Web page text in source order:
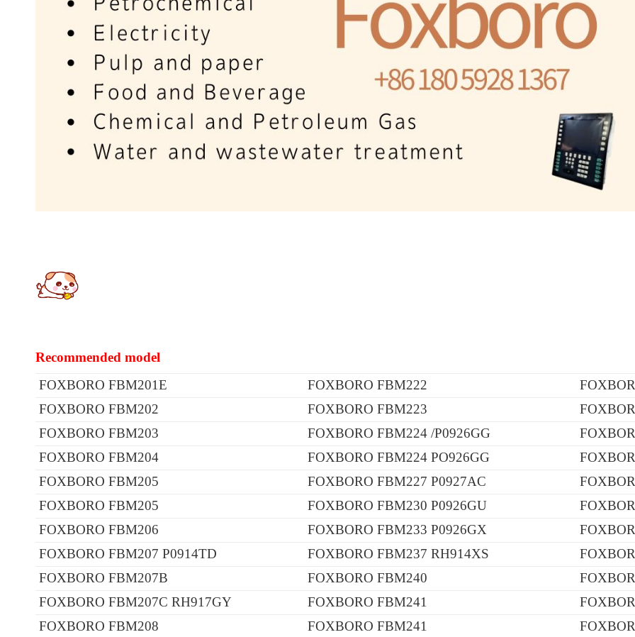
Recommended model
FOXBORO FBM201E
FOXBORO FBM222
FOXBORO FBM202
FOXBORO FBM223
FOXBORO FBM203
FOXBORO FBM224 /P0926GG
FOXBORO FBM204
FOXBORO FBM224 PO926GG
FOXBORO FBM205
FOXBORO FBM227 P0927AC
FOXBORO FBM205
FOXBORO FBM230 P0926GU
FOXBORO FBM206
FOXBORO FBM233 P0926GX
FOXBORO FBM207 P0914TD
FOXBORO FBM237 RH914XS
FOXBORO FBM207B
FOXBORO FBM240
FOXBORO FBM207C RH917GY
FOXBORO FBM241
FOXBORO FBM208
FOXBORO FBM241